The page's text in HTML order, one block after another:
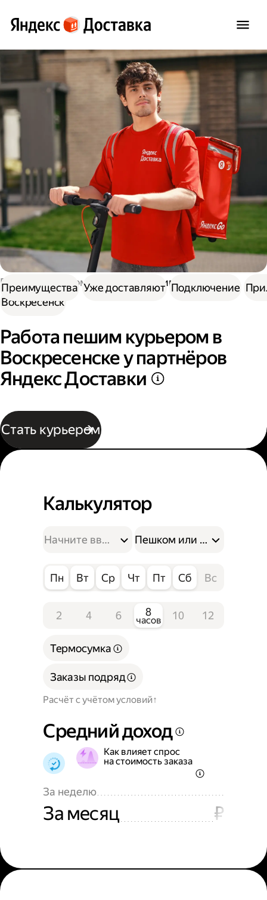
Работа курьером
Работа пешим курьером
Воскресенск
Работа пешим курьером в
Воскресенске у партнёров
Яндекс Доставки
Стать курьером
Преимущества Уже доставляют Подключение
Калькулятор
Пешком или на
Пн Вт Ср Чт Пт Сб Вс
2 4 6 8
часов 10 12
Расчёт с учётом условий
Термосумка
Заказы подряд
Средний доход
Как влияет спрос
на стоимость заказа
За неделю
За месяц ₽